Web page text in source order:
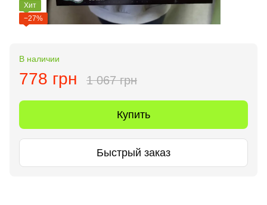
Хит
−27%
В наличии
778 грн 1 067 грн
Купить
Быстрый заказ